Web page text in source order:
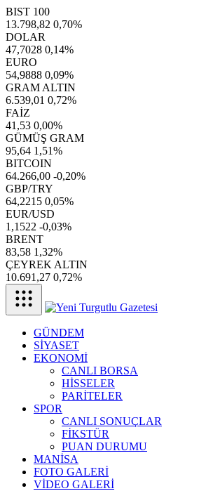
BIST 100
13.798,82 0,70%
DOLAR
47,7028 0,14%
EURO
54,9888 0,09%
GRAM ALTIN
6.539,01 0,72%
FAİZ
41,53 0,00%
GÜMÜŞ GRAM
95,64 1,51%
BITCOIN
64.266,00 -0,20%
GBP/TRY
64,2215 0,05%
EUR/USD
1,1522 -0,03%
BRENT
83,58 1,32%
ÇEYREK ALTIN
10.691,27 0,72%
GÜNDEM
SİYASET
EKONOMİ
CANLI BORSA
HİSSELER
PARİTELER
SPOR
CANLI SONUÇLAR
FİKSTÜR
PUAN DURUMU
MANİSA
FOTO GALERİ
VİDEO GALERİ